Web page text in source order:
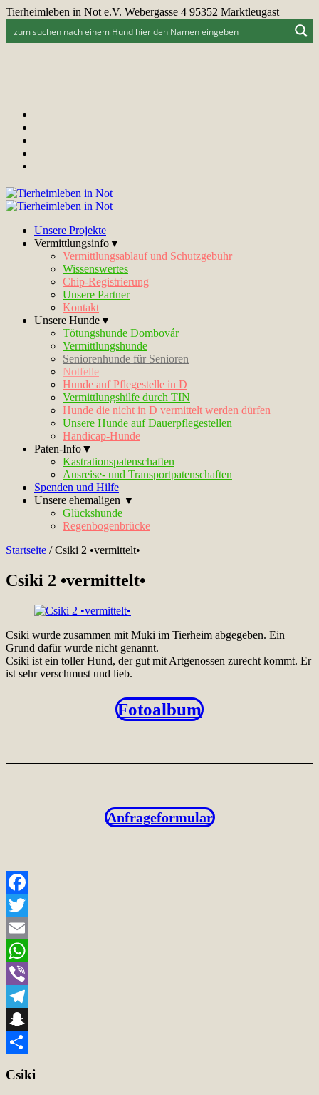
Tierheimleben in Not e.V. Webergasse 4 95352 Marktleugast
Unsere Projekte
Vermittlungsinfo▼
Vermittlungsablauf und Schutzgebühr
Wissenswertes
Chip-Registrierung
Unsere Partner
Kontakt
Unsere Hunde▼
Tötungshunde Dombovár
Vermittlungshunde
Seniorenhunde für Senioren
Notfelle
Hunde auf Pflegestelle in D
Vermittlungshilfe durch TIN
Hunde die nicht in D vermittelt werden dürfen
Unsere Hunde auf Dauerpflegestellen
Handicap-Hunde
Paten-Info▼
Kastrationspatenschaften
Ausreise- und Transportpatenschaften
Spenden und Hilfe
Unsere ehemaligen ▼
Glückshunde
Regenbogenbrücke
Startseite /Csiki 2 •vermittelt•
Csiki 2 •vermittelt•
Csiki wurde zusammen mit Muki im Tierheim abgegeben. Ein
Grund dafür wurde nicht genannt.
Csiki ist ein toller Hund, der gut mit Artgenossen zurecht kommt. Er
ist sehr verschmust und lieb.
Fotoalbum
Anfrageformular
Facebook
Twitter
Email
WhatsApp
Viber
Telegram
Snapchat
Csiki